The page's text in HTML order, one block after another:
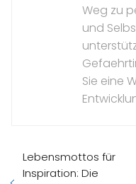
Weg zu
und
Sie eine
Lebensmottos für
Inspiration: Die